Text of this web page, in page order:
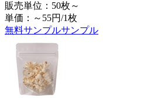
販売単位：50枚～
単価：～55円/1枚
無料サンプルサンプル